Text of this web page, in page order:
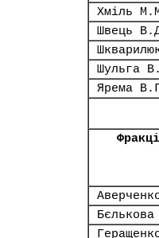
Хміль
Швець
Шульга
Ярема